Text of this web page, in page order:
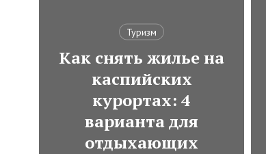
Туризм
Как снять жилье на
каспийских
курортах: 4
варианта для
отдыхающих